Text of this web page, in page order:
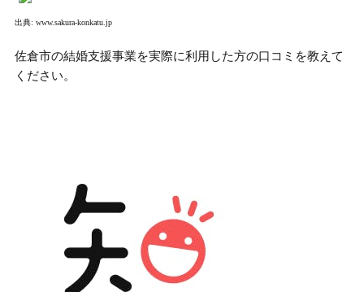
出典: www.sakura-konkatu.jp
佐倉市の結婚支援事業を実際に利用した方の口コミを教えて
ください。